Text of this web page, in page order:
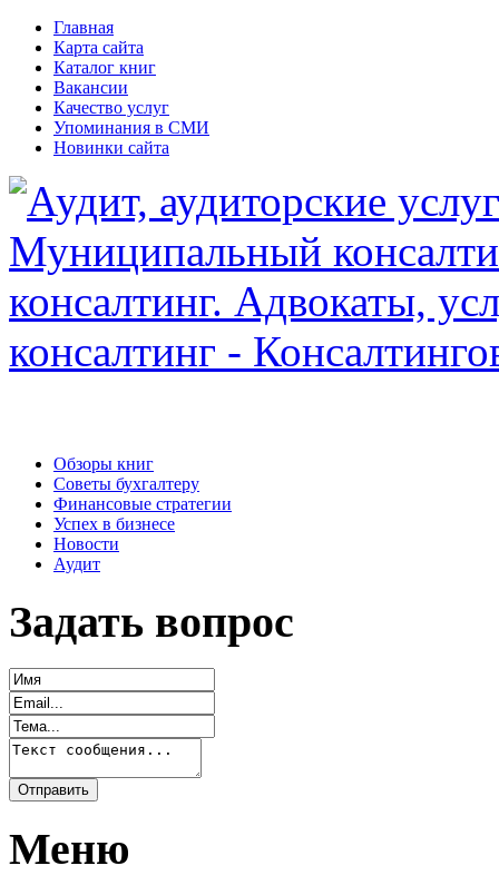
Главная
Карта сайта
Каталог книг
Вакансии
Качество услуг
Упоминания в СМИ
Новинки сайта
Обзоры книг
Советы бухгалтеру
Финансовые стратегии
Успех в бизнесе
Новости
Аудит
Задать вопрос
Меню